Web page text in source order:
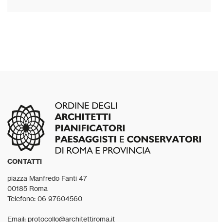
CONTATTI
piazza Manfredo Fanti 47
00185 Roma
Telefono: 06 97604560
Email: protocollo@architettiroma.it